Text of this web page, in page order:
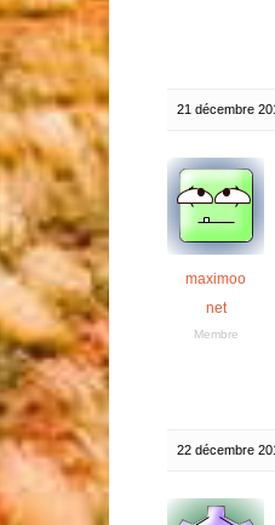
21 décembre
maximoo
net
Membre
22 décembre